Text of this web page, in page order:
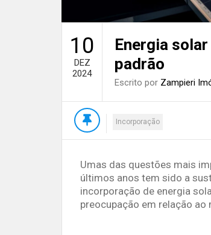
10
DEZ
2024
Energia
padrão
Escrito por Zampieri
Incorporação
Umas das questões mais
últimos anos tem sido a
incorporação de energia
preocupação em relação